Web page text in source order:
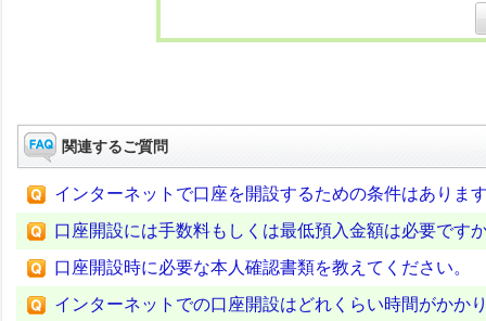
関連するご質問
インターネットで口座を開設するための条件はありま
口座開設には手数料もしくは最低預入金額は必要です
口座開設時に必要な本人確認書類を教えてください。
インターネットでの口座開設はどれくらい時間がかか